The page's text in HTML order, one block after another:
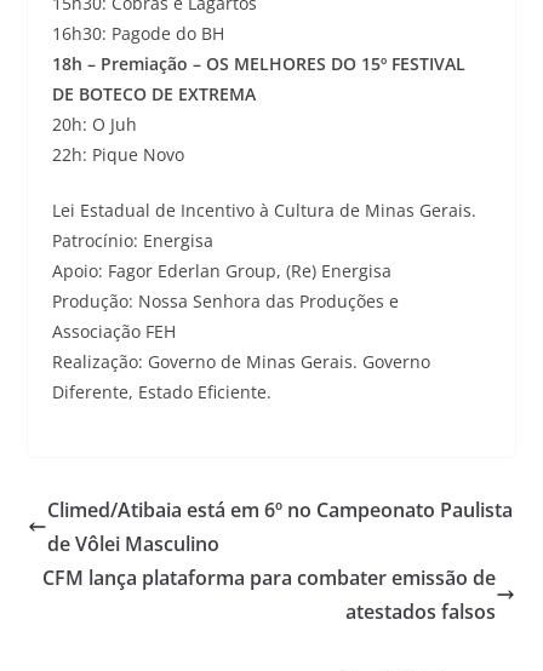
16h30: Pagode do BH
18h – Premiação – OS MELHORES DO 15º FESTIVAL
DE BOTECO DE EXTREMA
20h: O Juh
22h: Pique Novo
Lei Estadual de Incentivo à Cultura de Minas Gerais.
Patrocínio: Energisa
Apoio: Fagor Ederlan Group, (Re) Energisa
Produção: Nossa Senhora das Produções e
Associação FEH
Realização: Governo de Minas Gerais. Governo
Diferente, Estado Eficiente.
Climed/Atibaia está em 6º no Campeonato Paulista
de Vôlei Masculino
CFM lança plataforma para combater emissão de
atestados falsos